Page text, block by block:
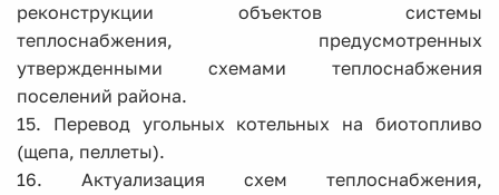
реконструкции объектов системы
теплоснабжения, предусмотренных
утвержденными схемами теплоснабжения
поселений района.
15. Перевод угольных котельных на биотопливо
(щепа, пеллеты).
16. Актуализация схем теплоснабжения,